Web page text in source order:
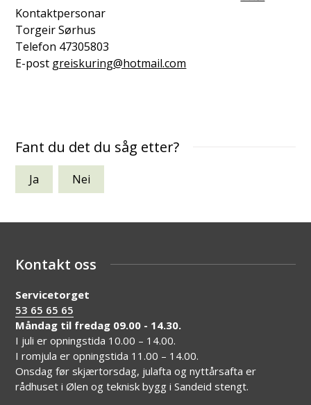
Kontaktpersonar
Torgeir Sørhus
Telefon 47305803
E-post greiskuring@hotmail.com
Fant du det du såg etter?
Ja Nei
Kontakt oss
Servicetorget
53 65 65 65
Måndag til fredag 09.00 - 14.30.
I juli er opningstida 10.00 – 14.00.
I romjula er opningstida 11.00 – 14.00.
Onsdag før skjærtorsdag, julafta og nyttårsafta er
rådhuset i Ølen og teknisk bygg i Sandeid stengt.